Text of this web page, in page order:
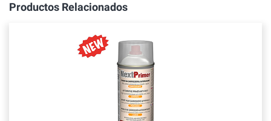
Productos Relacionados